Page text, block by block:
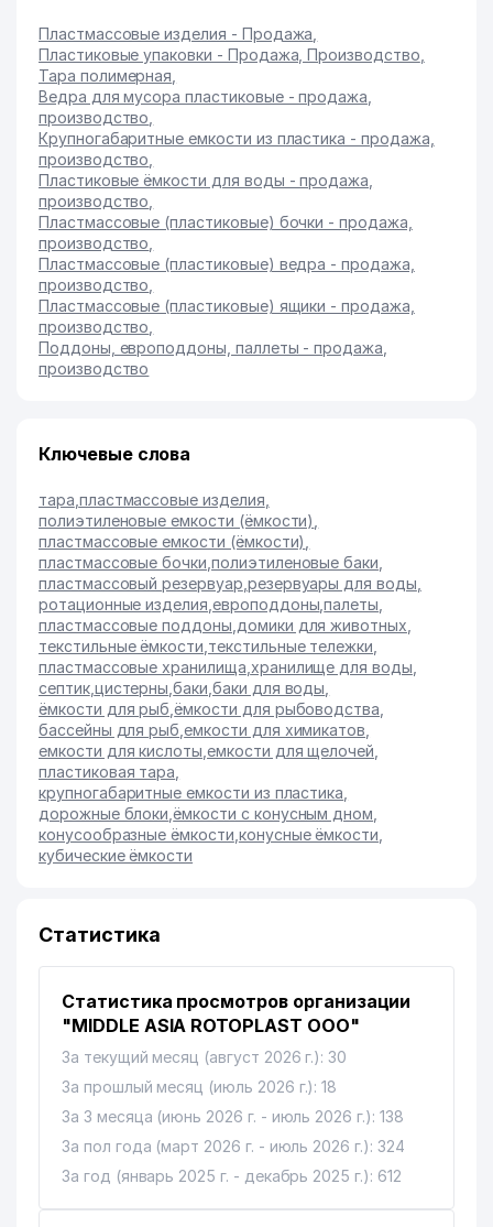
Пластмассовые изделия - Продажа
Пластиковые упаковки - Продажа, Производство
Тара полимерная
Ведра для мусора пластиковые - продажа,
производство
Крупногабаритные емкости из пластика - продажа,
производство
Пластиковые ёмкости для воды - продажа,
производство
Пластмассовые (пластиковые) бочки - продажа,
производство
Пластмассовые (пластиковые) ведра - продажа,
производство
Пластмассовые (пластиковые) ящики - продажа,
производство
Поддоны, европоддоны, паллеты - продажа,
производство
Ключевые слова
тара пластмассовые изделия
полиэтиленовые емкости (ёмкости)
пластмассовые емкости (ёмкости)
пластмассовые бочки ,полиэтиленовые баки
пластмассовый резервуар резервуары для воды
ротационные изделия ,европоддоны ,палеты
пластмассовые поддоны домики для животных
текстильные ёмкости текстильные тележки
пластмассовые хранилища хранилище для воды
септик, цистерны ,баки баки для воды
ёмкости для рыб ,ёмкости для рыбоводства
бассейны для рыб ,емкости для химикатов
емкости для кислоты ,емкости для щелочей
пластиковая тара
крупногабаритные емкости из пластика
дорожные блоки ,ёмкости с конусным дном
конусообразные ёмкости конусные ёмкости
кубические ёмкости
Статистика
Статистика просмотров организации
"MIDDLE ASIA ROTOPLAST ООО"
За текущий месяц (август 2026 г.): 30
За прошлый месяц (июль 2026 г.): 18
За 3 месяца (июнь 2026 г. - июль 2026 г.): 138
За пол года (март 2026 г. - июль 2026 г.): 324
За год (январь 2025 г. - декабрь 2025 г.): 612